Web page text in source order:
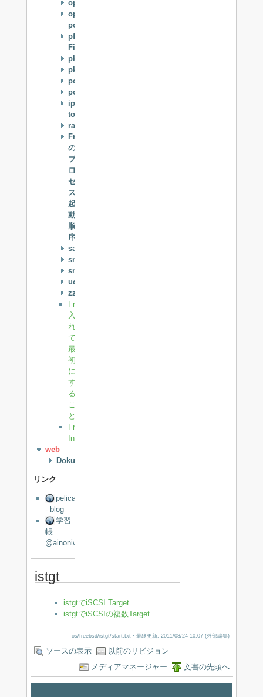
openldap
openssh-
portable
pf(Packet
Filter)
pkg_add
pkg_replace
ports
powerd
ipsec-
tools(racoon)
racoon2
FreeBSD
の
プ
ロ
セ
ス
起
動
順
序
samba
smartmontools
snmpwalk
ucarp
zzz
FreeBSD
入
れ
て
最
初
に
す
る
こ
と
FreeBSD
Install
web
DokuWiki
リンク
pelican
- blog
学習
帳
@ainoniwa.net
istgt
istgtでiSCSI Target
istgtでiSCSIの複数Target
os/freebsd/istgt/start.txt · 最終更新: 2011/08/24 10:07 (外部編集)
ソースの表示
以前のリビジョン
メディアマネージャー
文書の先頭へ